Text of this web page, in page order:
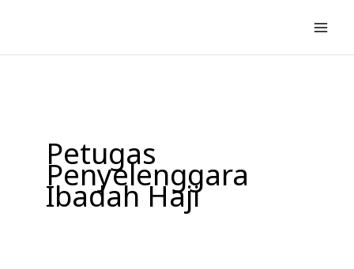
konten
Petugas
Penyelenggara
Ibadah Haji